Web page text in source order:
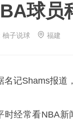
球员
柚子说球 福建
名记Shams报道
时经常看NBA新